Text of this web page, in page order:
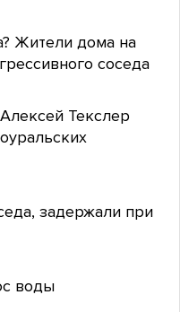
Жители дома на
соседа
Текслер
задержали при
воды